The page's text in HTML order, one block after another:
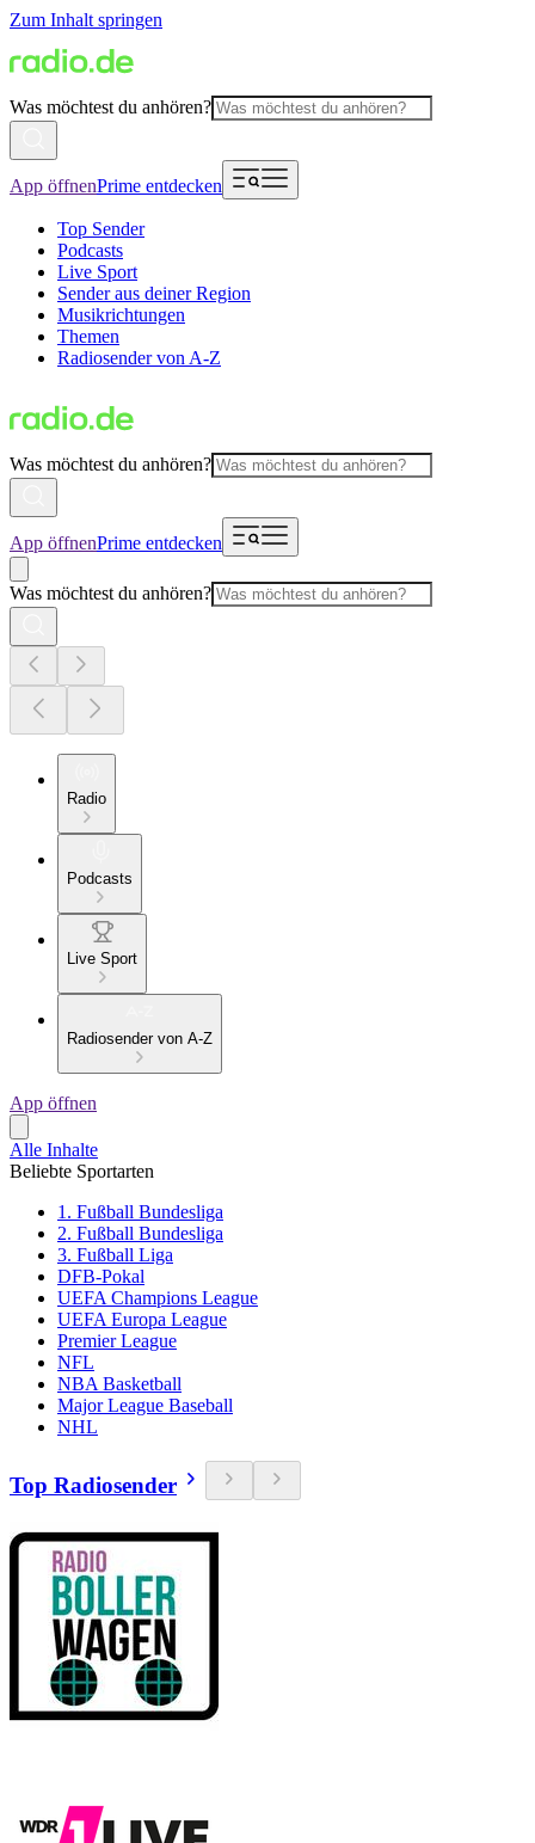
Zum Inhalt springen
Was möchtest du anhören?
App öffnenPrime entdecken
Top Sender
Podcasts
Live Sport
Sender aus deiner Region
Musikrichtungen
Themen
Radiosender von A-Z
Was möchtest du anhören?
App öffnenPrime entdecken
Was möchtest du anhören?
Radio
Podcasts
Live Sport
Radiosender von A-Z
App öffnen
Alle Inhalte
Beliebte Sportarten
1. Fußball Bundesliga
2. Fußball Bundesliga
3. Fußball Liga
DFB-Pokal
UEFA Champions League
UEFA Europa League
Premier League
NFL
NBA Basketball
Major League Baseball
NHL
Top Radiosender